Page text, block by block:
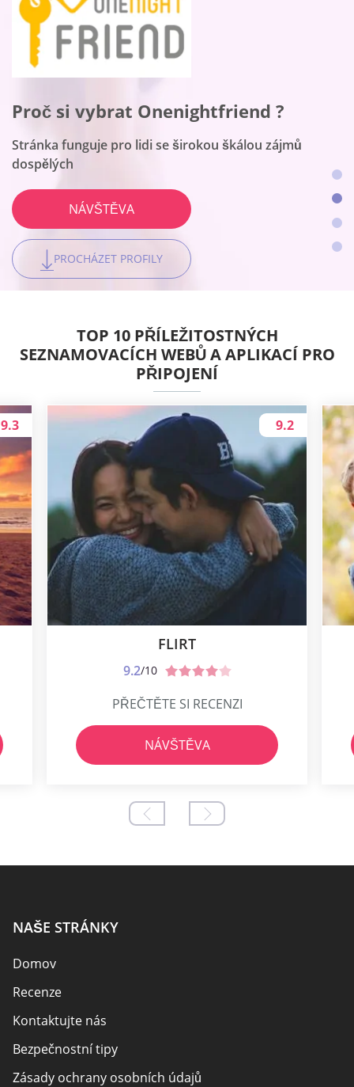
Proč si vybrat Flirt ?
Toto je seznamovací platforma číslo jedna pro ženy
NÁVŠTĚVA
PROCHÁZET PROFILY
Proč si vybrat Onenightfriend ?
Stránka funguje pro lidi se širokou škálou zájmů
dospělých
NÁVŠTĚVA
PROCHÁZET PROFILY
Proč si vybrat BeNaughty ?
Web vyhovuje setkání bez připojení k řetězci
NÁVŠTĚVA
PROCHÁZET PROFILY
Proč si vybrat Together2night
Platforma je nejlepší pro místní připojení
NÁVŠTĚVA
PROCHÁZET PROFILY
TOP 10 PŘÍLEŽITOSTNÝCH
SEZNAMOVACÍCH WEBŮ A APLIKACÍ PRO
PŘIPOJENÍ
9.3
FLIRT
9.2/10
9.2
PŘEČTĚTE SI RECENZI
NÁVŠTĚVA
NAŠE STRÁNKY
Domov
Recenze
Kontaktujte nás
Bezpečnostní tipy
Zásady ochrany osobních údajů